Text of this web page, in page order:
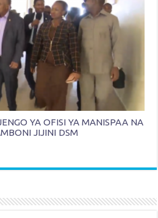
YA OFISI YA MANISPAA NA
JIJINI DSM